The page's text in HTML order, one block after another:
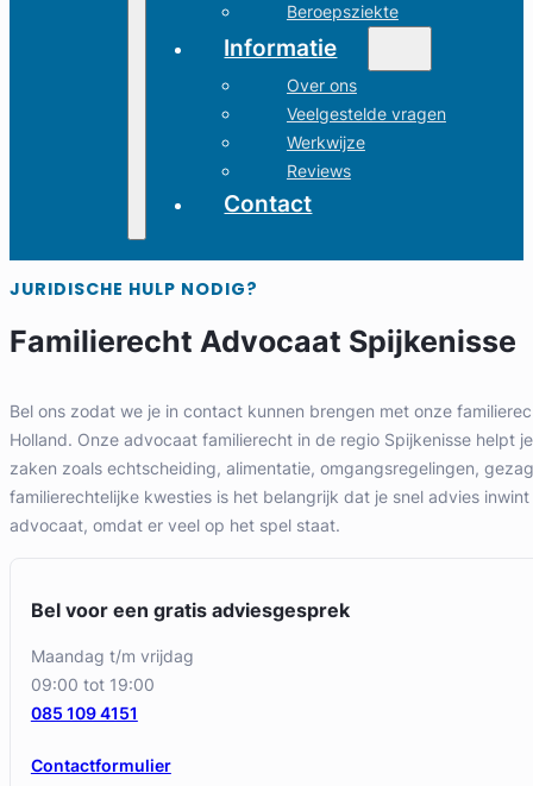
Beroepsziekte
Informatie
Over ons
Veelgestelde vragen
Werkwijze
Reviews
Contact
JURIDISCHE HULP NODIG?
Familierecht Advocaat Spijkenisse
Bel ons zodat we je in contact kunnen brengen met onze
Holland. Onze advocaat familierecht in de regio Spijkenisse helpt
zaken zoals echtscheiding, alimentatie, omgangsregelingen,
familierechtelijke kwesties is het belangrijk dat je snel advies
advocaat, omdat er veel op het spel staat.
Bel voor een gratis adviesgesprek
maandag t/m vrijdag
09:00 tot 19:00
Contactformulier
085 109 4151